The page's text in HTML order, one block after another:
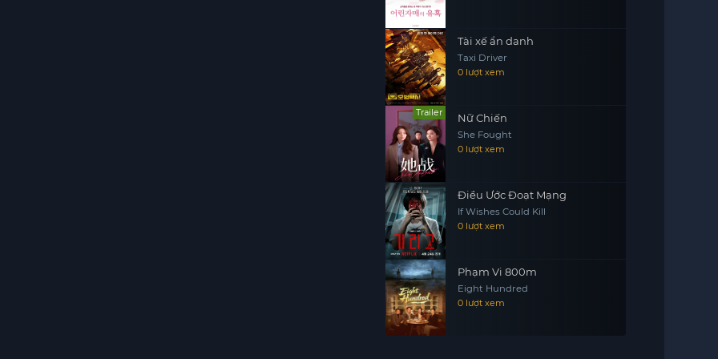
Tài xế ẩn danh
Taxi Driver
0 lượt xem
Trailer Nữ Chiến
She Fought
0 lượt xem
Điều Ước Đoạt Mạng
If Wishes Could Kill
0 lượt xem
Phạm Vi 800m
Eight Hundred
0 lượt xem